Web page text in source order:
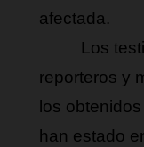
afectada.
Los
reporteros y
los
han estado